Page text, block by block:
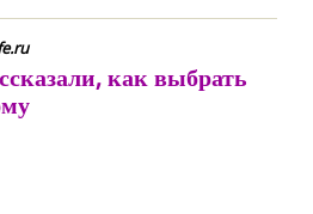
как выбрать